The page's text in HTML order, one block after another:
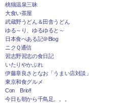
桃猫温泉三昧
大食い茶屋
武蔵野うどん＆田舎うどん
ゆる～り、ゆるゆると～
日本食べある記＠Blog
ニクＱ通信
習志野習志の食日記
いたりやかぶれ
伊藤章良さとなお「うまい店対談」
東京和食グルメ
Con Brio!!
今日も朝から千鳥足。。。